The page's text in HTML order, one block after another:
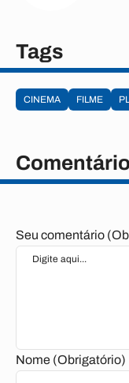
Tags
CINEMA FILME
Seu comentário
Nome (Obrigatório)